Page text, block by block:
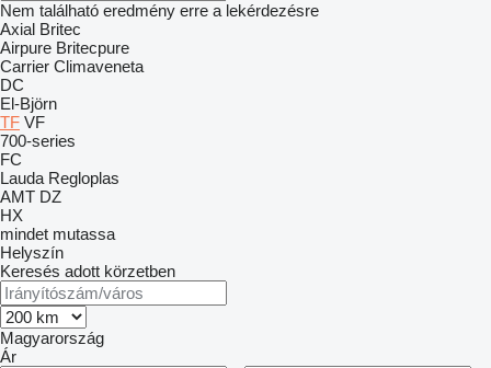
Nem található eredmény erre a lekérdezésre
Axial Britec
Airpure Britecpure
Carrier Climaveneta
DC
El-Björn
TF VF
700-series
FC
Lauda Regloplas
AMT DZ
HX
mindet mutassa
Helyszín
Keresés adott körzetben
Magyarország
Ár